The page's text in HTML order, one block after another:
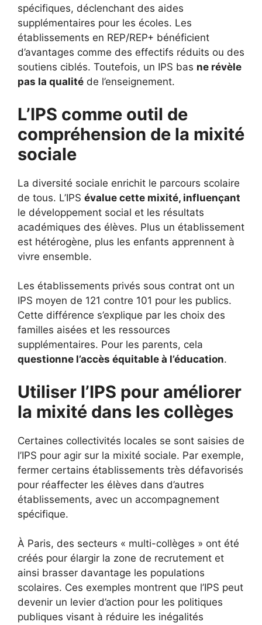
spécifiques, déclenchant des aides
supplémentaires pour les écoles. Les
établissements en REP/REP+ bénéficient
d’avantages comme des effectifs réduits ou des
soutiens ciblés. Toutefois, un IPS bas ne révèle
pas la qualité de l’enseignement.
L’IPS comme outil de
compréhension de la mixité
sociale
La diversité sociale enrichit le parcours scolaire
de tous. L’IPS évalue cette mixité, influençant
le développement social et les résultats
académiques des élèves. Plus un établissement
est hétérogène, plus les enfants apprennent à
vivre ensemble.
Les établissements privés sous contrat ont un
IPS moyen de 121 contre 101 pour les publics.
Cette différence s’explique par les choix des
familles aisées et les ressources
supplémentaires. Pour les parents, cela
questionne l’accès équitable à l’éducation.
Utiliser l’IPS pour améliorer
la mixité dans les collèges
Certaines collectivités locales se sont saisies de
l’IPS pour agir sur la mixité sociale. Par exemple,
fermer certains établissements très défavorisés
pour réaffecter les élèves dans d’autres
établissements, avec un accompagnement
spécifique.
À Paris, des secteurs « multi-collèges » ont été
créés pour élargir la zone de recrutement et
ainsi brasser davantage les populations
scolaires. Ces exemples montrent que l’IPS peut
devenir un levier d’action pour les politiques
publiques visant à réduire les inégalités